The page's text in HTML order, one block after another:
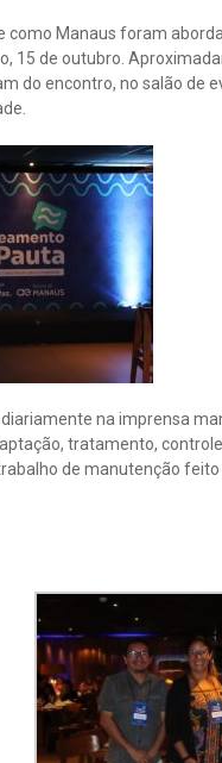
Manaus foram
15 de outubro.
do encontro, no salão de
na imprensa
tratamento,
de manutenção feito